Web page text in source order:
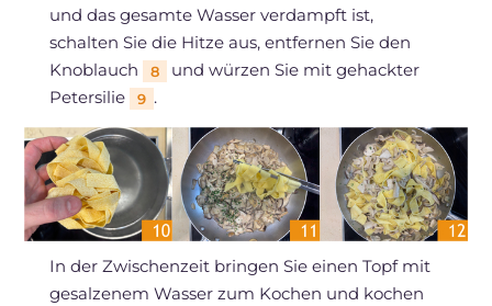
und das gesamte Wasser verdampft ist,
schalten Sie die Hitze aus, entfernen Sie den
Knoblauch
8
und würzen Sie mit gehackter
Petersilie
9 .
In der Zwischenzeit bringen Sie einen Topf mit
gesalzenem Wasser zum Kochen und kochen